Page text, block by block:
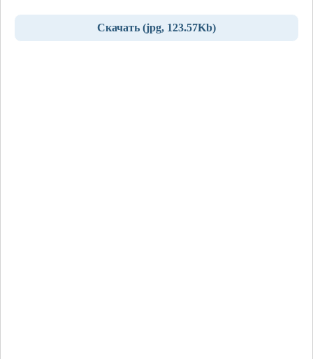
Скачать (jpg, 123.57Kb)